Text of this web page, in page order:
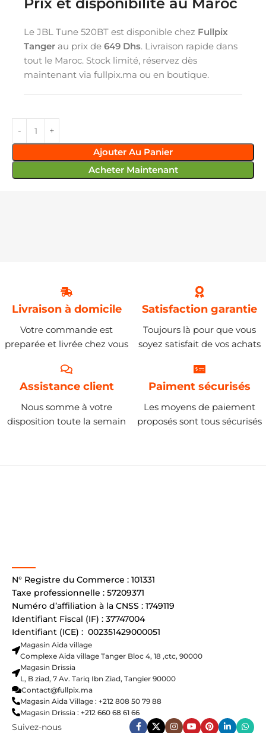
Le JBL Tune 520BT est disponible chez Fullpix
Tanger au prix de 649 Dhs. Livraison rapide dans
tout le Maroc. Stock limité, réservez dès
maintenant via fullpix.ma ou en boutique.
Ajouter Au Panier
Acheter Maintenant
Livraison à domicile
Votre commande est
preparée et livrée chez vous
Satisfaction garantie
Toujours là pour que vous
soyez satisfait de vos achats
Assistance client
Nous somme à votre
disposition toute la semain
Paiment sécurisés
Les moyens de paiement
proposés sont tous sécurisés
N° Registre du Commerce : 101331
Taxe professionnelle : 57209371
Numéro d’affiliation à la CNSS : 1749119
Identifiant Fiscal (IF) : 37747004
Identifiant (ICE) : 002351429000051
Magasin Aida village
Complexe Aida village Tanger Bloc 4, 18 ,ctc, 90000
Magasin Drissia
L, B ziad, 7 Av. Tariq Ibn Ziad, Tangier 90000
Contact@fullpix.ma
Magasin Aida Village : +212 808 50 79 88
Magasin Drissia : +212 660 68 61 66
Suivez-nous